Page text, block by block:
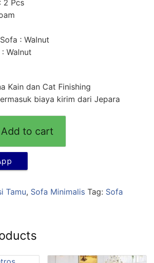
2 Pcs
: Walnut
Walnut
Kain dan Cat Finishing
biaya kirim dari Jepara
Add to cart
Tamu, Sofa Minimalis Tag: Sofa